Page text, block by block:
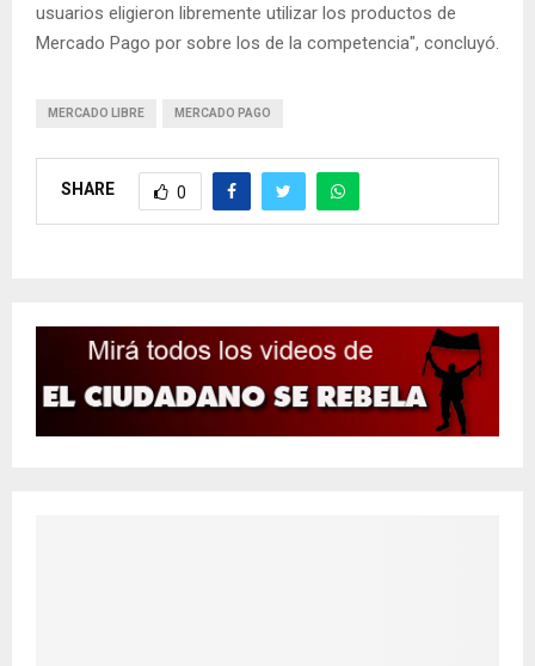
usuarios eligieron libremente utilizar los productos de
Mercado Pago por sobre los de la competencia", concluyó.
MERCADO LIBRE MERCADO PAGO
SHARE 0